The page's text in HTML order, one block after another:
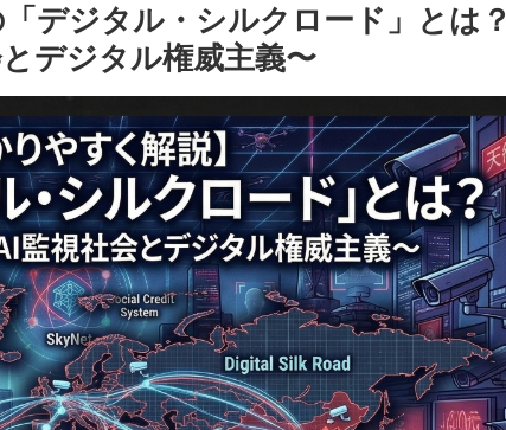
「デジタル・シルクロード」とは
デジタル権威主義〜